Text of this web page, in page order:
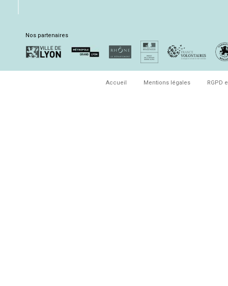
Nos partenaires
Accueil Mentions légales RGPD